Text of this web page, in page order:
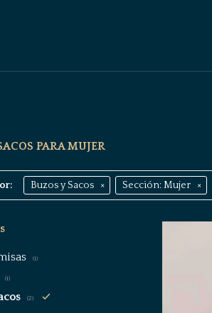
PARA MUJER
Buzos y Sacos Sección:Mujer
(1)
(1)
(2)